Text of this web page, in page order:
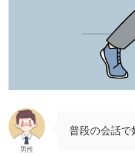
男性
普段の会話で